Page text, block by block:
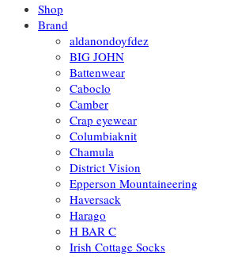
Shop
Brand
aldanondoyfdez
BIG JOHN
Battenwear
Caboclo
Camber
Crap eyewear
Columbiaknit
Chamula
District Vision
Epperson Mountaineering
Haversack
Harago
H BAR C
Irish Cottage Socks